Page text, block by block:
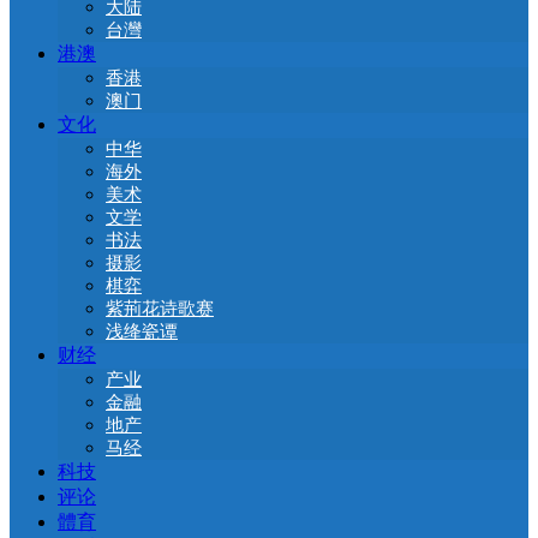
大陆
台灣
港澳
香港
澳门
文化
中华
海外
美术
文学
书法
摄影
棋弈
紫荊花诗歌赛
浅绛瓷谭
财经
产业
金融
地产
马经
科技
评论
體育